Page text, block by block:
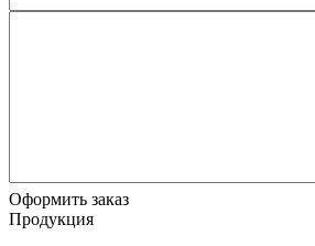
Оформить заказ
Продукция